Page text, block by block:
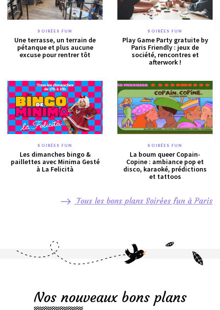
SOIRÉES FUN
Une terrasse, un terrain de
pétanque et plus aucune
excuse pour rentrer tôt
SOIRÉES FUN
Play Game Party gratuite by
Paris Friendly : jeux de
société, rencontres et
afterwork !
SOIRÉES FUN
Les dimanches bingo &
paillettes avec Minima Gesté
à La Felicità
SOIRÉES FUN
La boum queer Copain-
Copine : ambiance pop et
disco, karaoké, prédictions
et tattoos
Tous les bons plans Soirées fun à Paris
Nos nouveaux bons plans